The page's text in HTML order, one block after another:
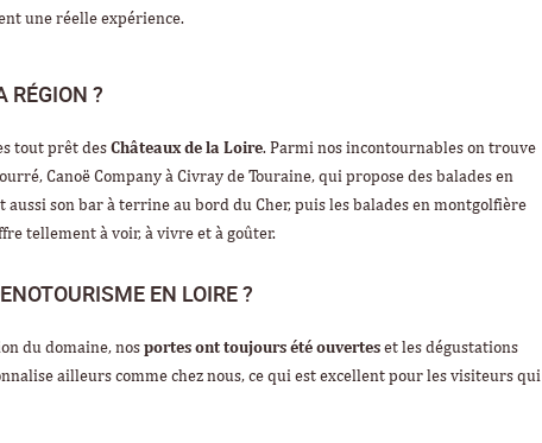
une réelle expérience.
RÉGION ?
tout prêt des Châteaux de la Loire. Parmi nos incontournables on trouve
Canoë Company à Civray de Touraine, qui propose des balades en
aussi son bar à terrine au bord du Cher, puis les balades en montgolfière
tellement à voir, à vivre et à goûter.
EN LOIRE ?
du domaine, nos portes ont toujours été ouvertes et les dégustations
ailleurs comme chez nous, ce qui est excellent pour les visiteurs qui